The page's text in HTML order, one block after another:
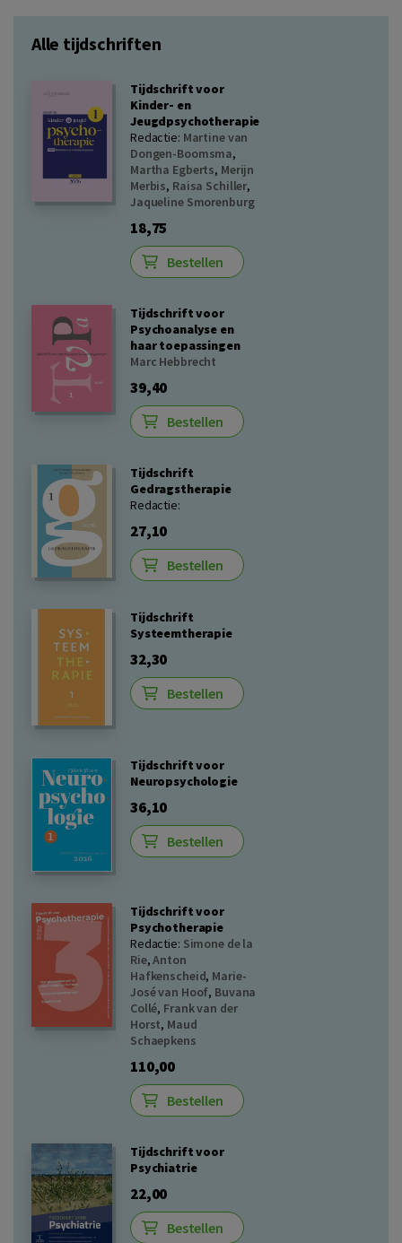
Alle tijdschriften
Tijdschrift voor
Kinder- en
Jeugdpsychotherapie
Redactie: Martine van
Dongen-Boomsma,
Martha Egberts, Merijn
Merbis, Raisa Schiller,
Jaqueline Smorenburg
18,75
Bestellen
Tijdschrift voor
Psychoanalyse en
haar toepassingen
Marc Hebbrecht
39,40
Bestellen
Tijdschrift
Gedragstherapie
Redactie:
27,10
Bestellen
Tijdschrift
Systeemtherapie
32,30
Bestellen
Tijdschrift voor
Neuropsychologie
36,10
Bestellen
Tijdschrift voor
Psychotherapie
Redactie: Simone de la
Rie,Anton
Hafkenscheid, Marie-
José van Hoof, Buvana
Collé, Frank van der
Horst, Maud
Schaepkens
110,00
Bestellen
Tijdschrift voor
Psychiatrie
22,00
Bestellen